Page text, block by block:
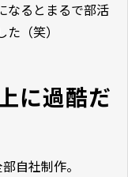
なるとまるで部活
（笑）
に過酷だ
自社制作。